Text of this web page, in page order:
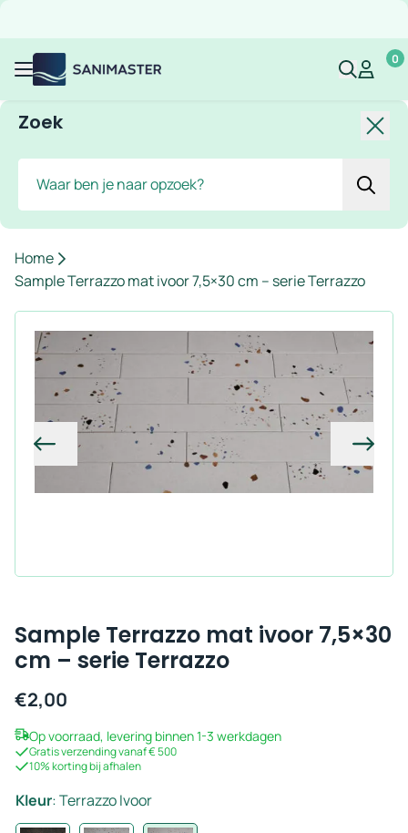
MenuSanimaster MijnMijn
0
Zoek
Home
Sample Terrazzo mat ivoor 7,5×30 cm – serie Terrazzo
Vorige
Sample Terrazzo mat ivoor 7,5×30
cm – serie Terrazzo
€2,00
Op voorraad, levering binnen 1-3 werkdagen
Gratis verzending vanaf € 500
10% korting bij afhalen
Kleur:Terrazzo Ivoor